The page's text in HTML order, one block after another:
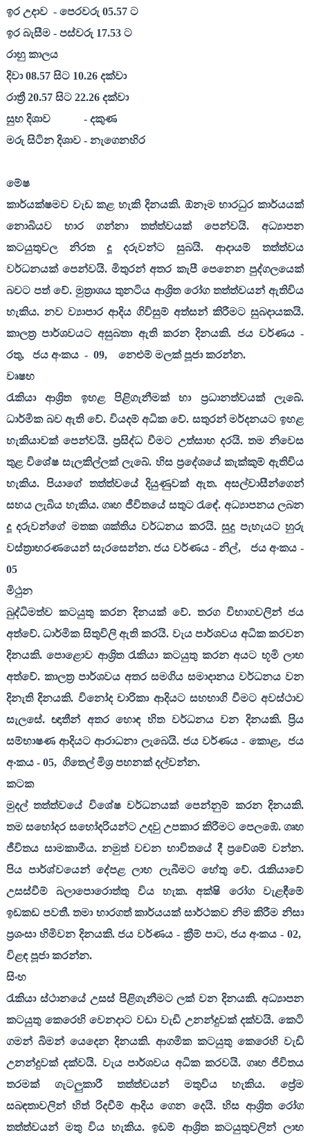
ඉර උදාව - පෙරවරු 05.57ට
ඉර බැසීම - පස්වරු 17.53ට
රාහු කාලය
දිවා08.57සිට 10.26දක්වා
රාත්‍රී20.57සිට 22.26දක්වා
සුභ දිශාව
- දකුණ
මරු සිටින දිශාව - නැගෙනහිර
මේෂ
කාර්යක්ෂමව වැඩ කළ හැකි දිනයකි. ඕනෑම භාරධුර කාර්යයක්
නොබියව භාර ගන්නා තත්ත්වයක් පෙන්වයි. අධ්‍යාපන
කටයුතුවල නිරත දූ දරුවන්ට සුබයි. ආදායම් තත්ත්වය
වර්ධනයක් පෙන්වයි. මිතුරන් අතර කැපී පෙනෙන පුද්ගලයෙක්
බවට පත් වේ. මුත්‍රාශය තුනටිය ආශ්‍රිත රෝග තත්ත්වයන් ඇතිවිය
හැකිය. නව ව්‍යාපාර ආදිය ගිවිසුම් අත්සන් කිරීමට සුබදායකයි.
කාලත්‍ර පාර්ශවයට අසුබතා ඇති කරන දිනයකි. ජය වර්ණය -
රතු, ජය අංකය - 09,
නෙළුම් මලක් පූජා කරන්න.
වෘෂභ
රැකියා ආශ්‍රිත ඉහළ පිළිගැනීමක් හා ප්‍රධානත්වයක් ලැබේ.
ධාර්මික බව ඇති වේ. වියදම් අධික වේ. සතුරන් මර්දනයට ඉහළ
හැකියාවක් පෙන්වයි. ප්‍රසිද්ධ වීමට උත්සාහ දරයි. තම නිවෙස
තුළ විශේෂ සැලකිල්ලක් ලැබේ. හිස ප්‍රදේශයේ කැක්කුම් ඇතිවිය
හැකිය. පියාගේ තත්ත්වයේ දියුණුවක් ඇත. අසල්වාසීන්ගෙන්
සහය ලැබිය හැකිය. ගෘහ ජීවිතයේ සතුට රැඳේ. අධ්‍යාපනය ලබන
දූ දරුවන්ගේ මතක ශක්තිය වර්ධනය කරයි. සුදු පැහැයට හුරු
වස්ත්‍රාභරණයෙන් සැරසෙන්න. ජය වර්ණය - නිල්,
ජය අංකය -
05
මිථුන
බුද්ධිමත්ව කටයුතු කරන දිනයක් වේ. තරග විභාගවලින් ජය
අත්වේ. ධාර්මික සිතුවිලි ඇති කරයි. වැය පාර්ශවය අධික කරවන
දිනයකි. පොළොව ආශ්‍රිත රැකියා කටයුතු කරන අයට භූමි ලාභ
අත්වේ. කාලත්‍ර පාර්ශවය අතර සමගිය සමාදානය වර්ධනය වන
දිනැති දිනයකි. විනෝද චාරිකා ආදියට සහභාගි වීමට අවස්ථාව
සැලසේ. ඥාතීන් අතර හොඳ හිත වර්ධනය වන දිනයකි. ප්‍රිය
සම්භාෂණ ආදියට ආරාධනා ලැබෙයි. ජය වර්ණය - කොළ,
ජය
අංකය - 05, ගිතෙල් මිශ්‍ර පහනක් දල්වන්න.
කටක
මුදල් තත්ත්වයේ විශේෂ වර්ධනයක් පෙන්නුම් කරන දිනයකි.
තම සහෝදර සහෝදරියන්ට උදවු උපකාර කිරීමට පෙලඹේ. ගෘහ
ජීවිතය සාමකාමීය. නමුත් වචන භාවිතයේ දී ප්‍රවේශම් වන්න.
පිය පාර්ශ්වයෙන් දේපළ ලාභ ලැබීමට හේතු වේ. රැකියාවේ
උසස්වීම් බලාපොරොත්තු විය හැක. අක්ෂි රෝග වැළඳීමේ
ඉඩකඩ පවතී. තමා භාරගත් කාර්යයක් සාර්ථකව නිම කිරීම නිසා
ප්‍රශංසා හිමිවන දිනයකි. ජය වර්ණය - ක්‍රීම් පාට, ජය අංකය -02,
විළඳ පූජා කරන්න.
සිංහ
රැකියා ස්ථානයේ උසස් පිළිගැනීමට ලක් වන දිනයකි. අධ්‍යාපන
කටයුතු කෙරෙහි වෙනදාට වඩා වැඩි උනන්දුවක් දක්වයි. කෙටි
ගමන් බිමන් යෙදෙන දිනයකි. ආගමික කටයුතු කෙරෙහි වැඩි
උනන්දුවක් දක්වයි. වැය පාර්ශවය අධික කරවයි. ගෘහ ජිවිතය
තරමක් ගැටලුකාරී තත්ත්වයන් මතුවිය හැකිය. ප්‍රේම
සබඳතාවලින් හිත් රිදවීම් ආදිය ගෙන දෙයි. හිස ආශ්‍රිත රෝග
තත්ත්වයන් මතු විය හැකිය. ඉඩම් ආශ්‍රිත කටයුතුවලින් ලාභ